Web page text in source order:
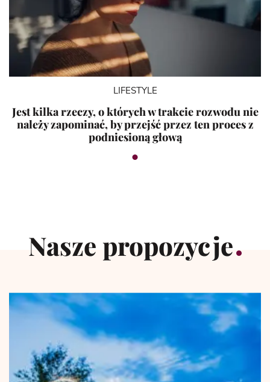
LIFESTYLE
Jest kilka rzeczy, o których w trakcie rozwodu nie
należy zapominać, by przejść przez ten proces z
podniesioną głową
Nasze propozycje